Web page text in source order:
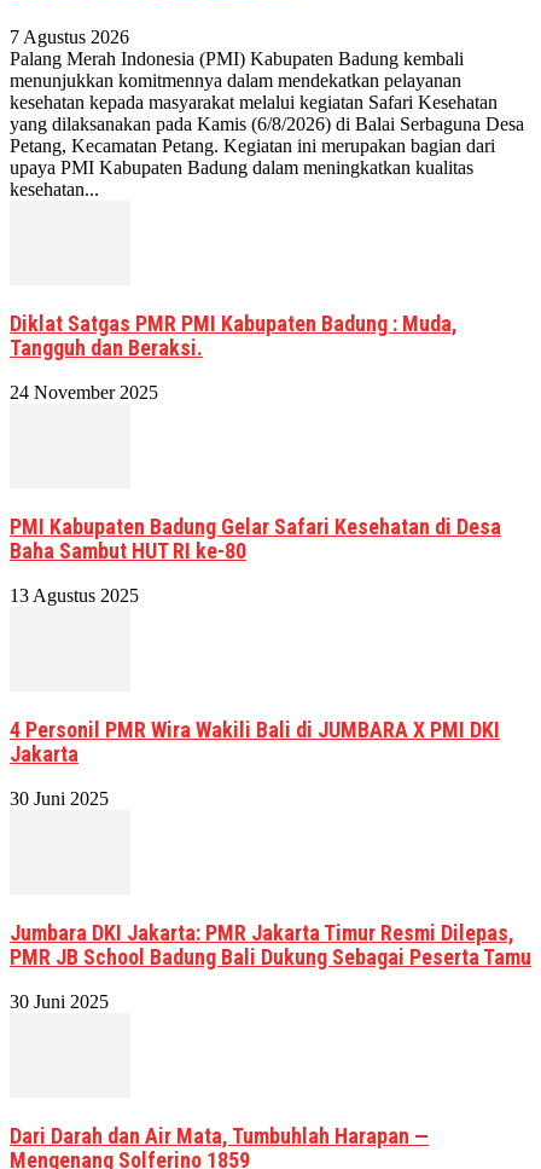
7 Agustus 2026
Palang Merah Indonesia (PMI) Kabupaten Badung kembali
menunjukkan komitmennya dalam mendekatkan pelayanan
kesehatan kepada masyarakat melalui kegiatan Safari Kesehatan
yang dilaksanakan pada Kamis (6/8/2026) di Balai Serbaguna Desa
Petang, Kecamatan Petang. Kegiatan ini merupakan bagian dari
upaya PMI Kabupaten Badung dalam meningkatkan kualitas
kesehatan...
Diklat Satgas PMR PMI Kabupaten Badung : Muda,
Tangguh dan Beraksi.
24 November 2025
PMI Kabupaten Badung Gelar Safari Kesehatan di Desa
Baha Sambut HUT RI ke-80
13 Agustus 2025
4 Personil PMR Wira Wakili Bali di JUMBARA X PMI DKI
Jakarta
30 Juni 2025
Jumbara DKI Jakarta: PMR Jakarta Timur Resmi Dilepas,
PMR JB School Badung Bali Dukung Sebagai Peserta Tamu
30 Juni 2025
Dari Darah dan Air Mata, Tumbuhlah Harapan —
Mengenang Solferino 1859